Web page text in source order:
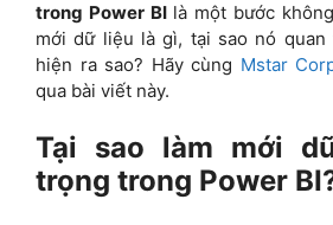
trong Power BIlà một bước
mới dữ liệu là gì, tại sao nó quan
hiện ra sao? Hãy cùng Mstar
qua bài viết này.
Tại sao làm mới
trọng trong Power